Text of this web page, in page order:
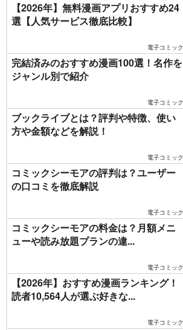
【2026年】無料漫画アプリおすすめ24
選【人気サービス徹底比較】
電子コミック
完結済みのおすすめ漫画100選！名作を
ジャンル別で紹介
電子コミック
ブックライブとは？評判や特徴、使い
方や金額などを解説！
電子コミック
コミックシーモアの評判は？ユーザー
の口コミを徹底解説
電子コミック
コミックシーモアの料金は？月額メニ
ューや読み放題プランの違...
電子コミック
【2026年】おすすめ漫画ランキング！
読者10,564人が選ぶ好きな...
電子コミック